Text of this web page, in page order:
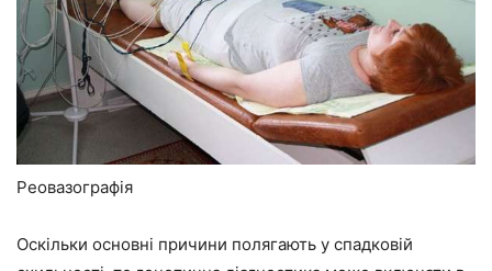
Реовазографія
Оскільки основні причини полягають у спадковій